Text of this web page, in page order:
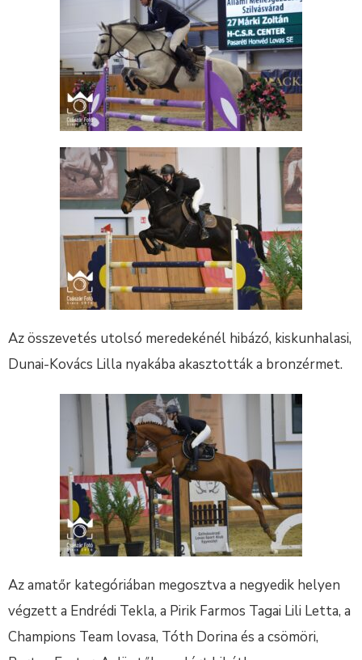
Az összevetés utolsó meredekénél hibázó, kiskunhalasi,
Dunai-Kovács Lilla nyakába akasztották a bronzérmet.
Az amatőr kategóriában megosztva a negyedik helyen
végzett a Endrédi Tekla, a Pirik Farmos Tagai Lili Letta, a
Champions Team lovasa, Tóth Dorina és a csömöri,